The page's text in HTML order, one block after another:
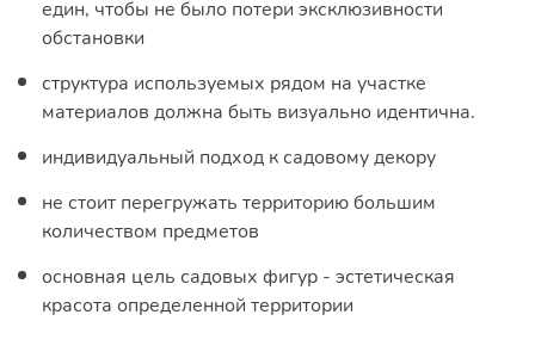
един, чтобы не было потери эксклюзивности
обстановки
структура используемых рядом на участке
материалов должна быть визуально идентична.
индивидуальный подход к садовому декору
не стоит перегружать территорию большим
количеством предметов
основная цель садовых фигур - эстетическая
красота определенной территории